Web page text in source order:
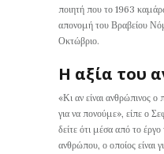
ποιητή που το 1963
απονομή του Βραβείου
Οκτώβριο.
Η αξία του
«Κι αν είναι ανθρώπινος
για να πονούμε», είπε ο
δείτε ότι μέσα από το έργο
ανθρώπου, ο οποίος είναι